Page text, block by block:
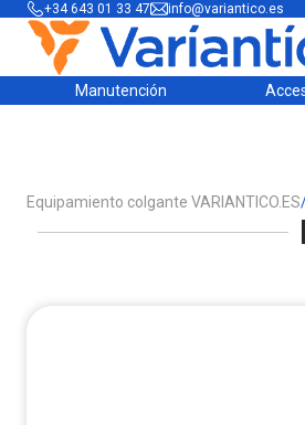
+34 643 01 33 47 info@variantico.es
Manutención
Equipamiento colgante VARIANTICO.ES